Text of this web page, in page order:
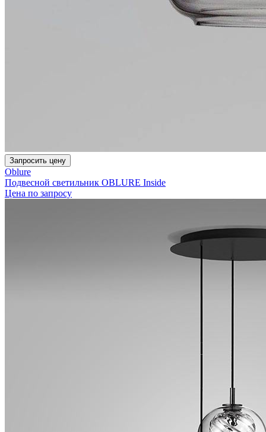
Запросить цену
Oblure
Подвесной светильник OBLURE Inside
Цена по запросу